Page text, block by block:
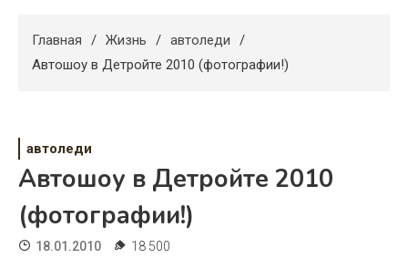
Худеем
Свадьба
Жизнь
Главная Жизнь
автоледи
Автошоу в Детройте 2010 (фотографии!)
автоледи
Автошоу в Детройте 2010
(фотографии!)
18.01.2010 18 500